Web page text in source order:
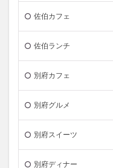
佐伯カフェ
佐伯ランチ
別府カフェ
別府グルメ
別府スイーツ
別府ディナー